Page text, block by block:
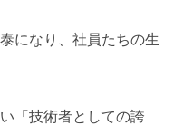
になり、社員たちの生
「技術者としての誇